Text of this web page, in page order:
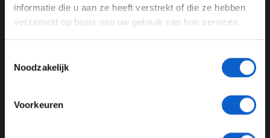
informatie die u aan ze heeft verstrekt of die ze hebben
verzameld op basis van uw gebruik van hun services.
Noodzakelijk
Voorkeuren
door te gaan naar de website!
Advertentie instellingen